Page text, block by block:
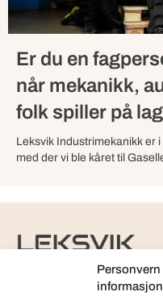
Personvern
Er du en
når mekanikk,
folk spiller på
Leksvik Industrimekanikk er
med der vi ble kåret til
Org.nr.: 997 125 835